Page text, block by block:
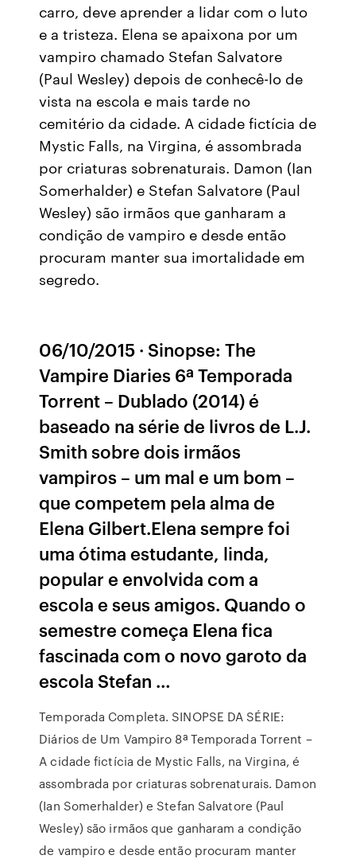
carro, deve aprender a lidar com o luto
e a tristeza. Elena se apaixona por um
vampiro chamado Stefan Salvatore
(Paul Wesley) depois de conhecê-lo de
vista na escola e mais tarde no
cemitério da cidade. A cidade fictícia de
Mystic Falls, na Virgina, é assombrada
por criaturas sobrenaturais. Damon (Ian
Somerhalder) e Stefan Salvatore (Paul
Wesley) são irmãos que ganharam a
condição de vampiro e desde então
procuram manter sua imortalidade em
segredo.
06/10/2015 · Sinopse: The
Vampire Diaries 6ª Temporada
Torrent – Dublado (2014) é
baseado na série de livros de L.J.
Smith sobre dois irmãos
vampiros – um mal e um bom –
que competem pela alma de
Elena Gilbert.Elena sempre foi
uma ótima estudante, linda,
popular e envolvida com a
escola e seus amigos. Quando o
semestre começa Elena fica
fascinada com o novo garoto da
escola Stefan …
Temporada Completa. SINOPSE DA SÉRIE:
Diários de Um Vampiro 8ª Temporada Torrent –
A cidade fictícia de Mystic Falls, na Virgina, é
assombrada por criaturas sobrenaturais. Damon
(Ian Somerhalder) e Stefan Salvatore (Paul
Wesley) são irmãos que ganharam a condição
de vampiro e desde então procuram manter